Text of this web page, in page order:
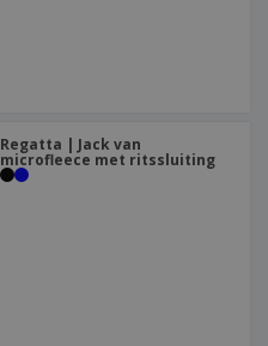
Regatta | Jack van
microfleece met ritssluiting